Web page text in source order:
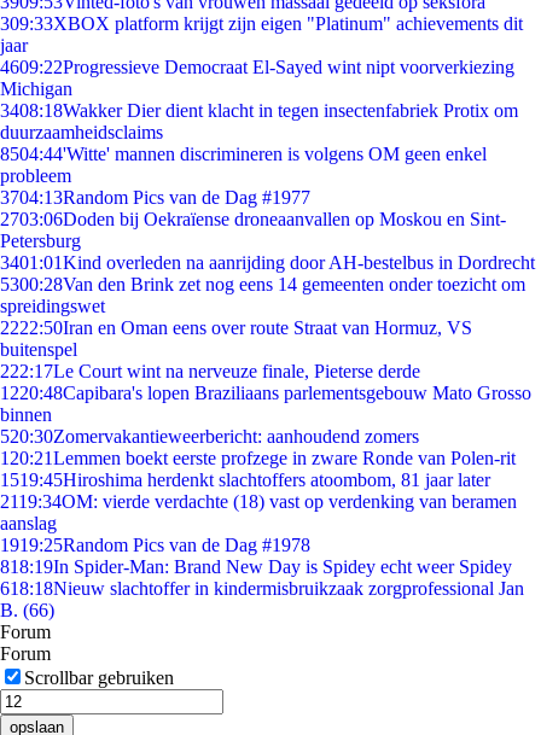
309:33XBOX platform krijgt zijn eigen "Platinum" achievements dit
jaar
4609:22Progressieve Democraat El-Sayed wint nipt voorverkiezing
Michigan
3408:18Wakker Dier dient klacht in tegen insectenfabriek Protix om
duurzaamheidsclaims
8504:44'Witte' mannen discrimineren is volgens OM geen enkel
probleem
3704:13Random Pics van de Dag #1977
2703:06Doden bij Oekraïense droneaanvallen op Moskou en Sint-
Petersburg
3401:01Kind overleden na aanrijding door AH-bestelbus in Dordrecht
5300:28Van den Brink zet nog eens 14 gemeenten onder toezicht om
spreidingswet
2222:50Iran en Oman eens over route Straat van Hormuz, VS
buitenspel
222:17Le Court wint na nerveuze finale, Pieterse derde
1220:48Capibara's lopen Braziliaans parlementsgebouw Mato Grosso
binnen
520:30Zomervakantieweerbericht: aanhoudend zomers
1 20:21Lemmen boekt eerste profzege in zware Ronde van Polen-rit
1519:45Hiroshima herdenkt slachtoffers atoombom, 81 jaar later
2119:34OM: vierde verdachte (18) vast op verdenking van beramen
aanslag
1919:25Random Pics van de Dag #1978
818:19In Spider-Man: Brand New Day is Spidey echt weer Spidey
618:18Nieuw slachtoffer in kindermisbruikzaak zorgprofessional Jan
B. (66)
Forum
Forum
Scrollbar gebruiken
opslaan